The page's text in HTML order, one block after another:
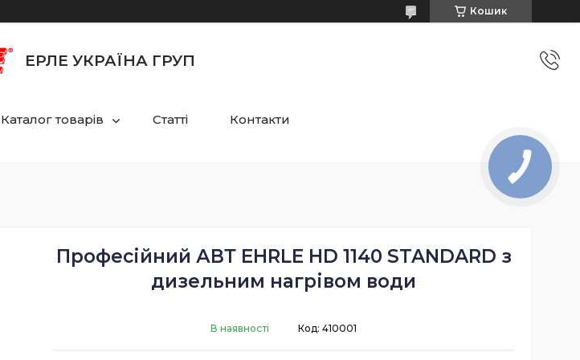
Кошик
ЕРЛЕ УКРАЇНА ГРУП
Каталог товарів Статті Контакти
Професійний АВТ EHRLE HD 1140 STANDARD з
дизельним нагрівом води
В наявності Код: 410001